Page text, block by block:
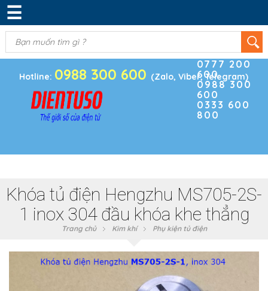
DANH MỤC SẢN PHẨM
KIM KHÍ
ĐIỆN TRỞ & TỤ ĐIỆN
BOARD PHÁT TRIỂN
MODULE CẢM BIẾN
LINH KIỆN KHÁC
☰
Hotline: 0988 300 600 (Zalo, Viber, Telegram)
Điện thoại
0777 200
600
0988 300
600
0333 600
800
(0)
Khóa tủ điện Hengzhu MS705-2S-
1 inox 304 đầu khóa khe thẳng
Trang chủ Kim khí Phụ kiện tủ điện